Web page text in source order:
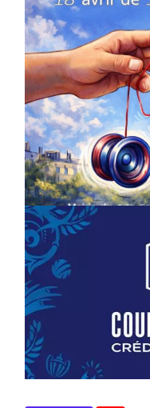
COMPÉTITIONS CULTURE
Championnat
le 18 avril –
On18/03/2026by